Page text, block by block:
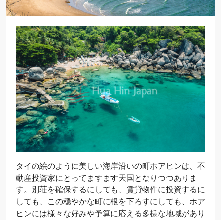
タイの絵のように美しい海岸沿いの町ホアヒンは、不
動産投資家にとってますます天国となりつつありま
す。別荘を確保するにしても、賃貸物件に投資するに
しても、この穏やかな町に根を下ろすにしても、ホア
ヒンには様々な好みや予算に応える多様な地域があり